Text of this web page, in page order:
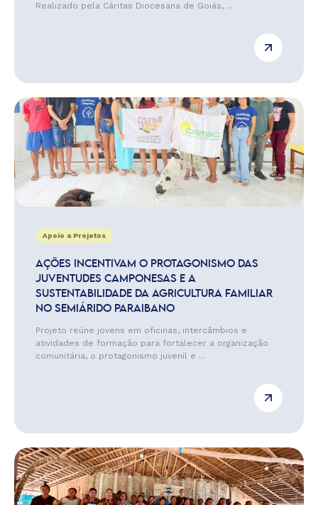
Realizado pela Cáritas Diocesana de Goiás, ...
Apoio a Projetos
AÇÕES INCENTIVAM O PROTAGONISMO DAS
JUVENTUDES CAMPONESAS E A
SUSTENTABILIDADE DA AGRICULTURA FAMILIAR
NO SEMIÁRIDO PARAIBANO
Projeto reúne jovens em oficinas, intercâmbios e
atividades de formação para fortalecer a organização
comunitária, o protagonismo juvenil e ...